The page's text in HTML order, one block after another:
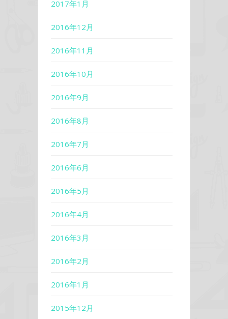
2017年1月
2016年12月
2016年11月
2016年10月
2016年9月
2016年8月
2016年7月
2016年6月
2016年5月
2016年4月
2016年3月
2016年2月
2016年1月
2015年12月